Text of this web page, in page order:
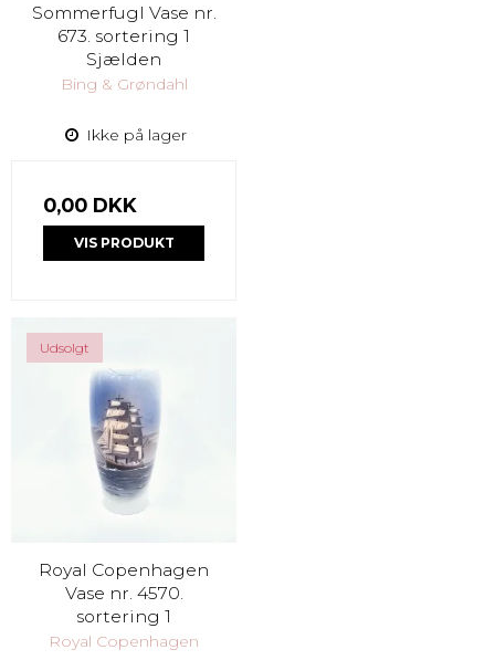
Sommerfugl Vase nr.
673. sortering 1
Sjælden
Bing & Grøndahl
Ikke på lager
0,00 DKK
VIS PRODUKT
Udsolgt
Royal Copenhagen
Vase nr. 4570.
sortering 1
Royal Copenhagen